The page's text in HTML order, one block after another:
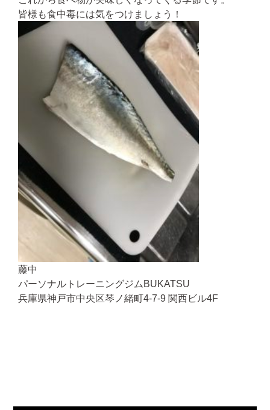
皆様も食中毒には気をつけましょう！
藤中
パーソナルトレーニングジムBUKATSU
兵庫県神戸市中央区琴ノ緒町4-7-9 関西ビル4F